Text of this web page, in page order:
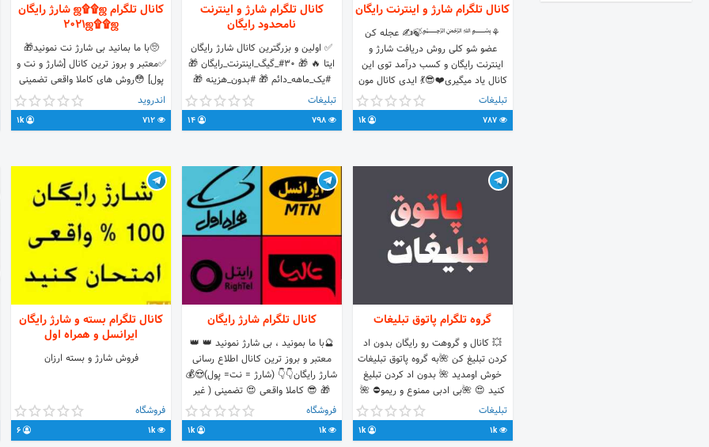
کانال تلگرام شارژ و اینترنت رایگان
⚘﷽🍃‌✍ عجله کن
عضو شو کلی روش دریافت شارژ و
اینترنت رایگان و کسب درآمد توی این
کانال یاد میگیری❤️😎💃 ایدی کانال مون
تبلیغات
787
1k
کانال تلگرام شارژ و اینترنت
نامحدود رایگان
✅ اولین و بزرگترین کانال شارژ رایگان
ایتا 🔥 🎁 30#_گیگ_اینترنت_رایگان 🎁
#یک_ماهه_دائم 🎁 #بدون_هزینه 🎁
#هدیه_ویژه_برای_مردم ❌توجه : به کانال
های شارژ دروغین دیگران توجه نکنید ❌
تبلیغات
798
14
کانال تلگرام ஜ۩۩ஜ شارژ رایگان
2021ஜ۩۩ஜ
🥺با ما بمانید بی شارژ نت نمونید🎁
✅معتبـر و بروز ترین کانال [شارژ و نت و
پول] 😳روش های کاملا واقعی تضمینی
غیر واقعی بود لف بده😎 👤 پشتیبانی
کانال @Pstebane2021 😪ربات کانال
@Pstebanebot کانالمون @stywti533
اندروید
712
1k
گروه تلگرام پاتوق تبلیغات
💥 کانال و گروهت رو رایگان بدون اد
کردن تبلیغ کن 🌺به گروه پاتوق تبلیغات
خوش اومدید 🌺 بدون اد کردن تبلیغ
کنید 😍 🌺بی ادبی ممنوع و ریمو⛔ 🌺
چت برای همه آزاد✅ جهت تبلیغات/
سنجاق/ اد اجباری برا کانال یا گروهتون
@mll100 کانال اسپانسر 👈 @sharj_i
تبلیغات
1k
1k
کانال تلگرام شارژ رایگان
🔮با ما بمونید ، بی شارژ نمونید 👑 👑
مـعتبر و بروز ترین کـانال اطلاع رسانی
شـارژ رایگان👇👇 (شارژ = نـت= پول)😍💰
🎁 😎 کـاملا واقـعی 😍 تضمینی ( غیر
واقعی= لفت) ✨ بـا روش هایی بروز و
قـانونـی✨ 👨‍🚀پـشتیبانـی کـانال:
@MySupportAmir_bot
فروشگاه
1k
1k
کانال تلگرام بسته و شارژ رایگان
ایرانسل و همراه اول
فروش شارژ و بسته ارزان
فروشگاه
1k
6